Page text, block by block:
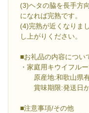
(3)ヘタの脇を長手方
になれば完熟です。
(4)完熟が近くなりま
し上がりください。
■お礼品の内容につい
・家庭用キウイフル
原産地:和歌山県
賞味期限:発送日
■注意事項/その他